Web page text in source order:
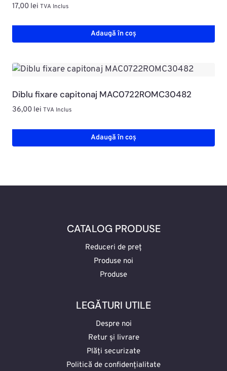
17,00 lei TVA Inclus
Adaugă în coș
Diblu fixare capitonaj MAC0722ROMC30482
36,00 lei TVA Inclus
Adaugă în coș
CATALOG PRODUSE
Reduceri de preț
Produse noi
Produse
LEGĂTURI UTILE
Despre noi
Retur și livrare
Plăți securizate
Politică de confidențialitate